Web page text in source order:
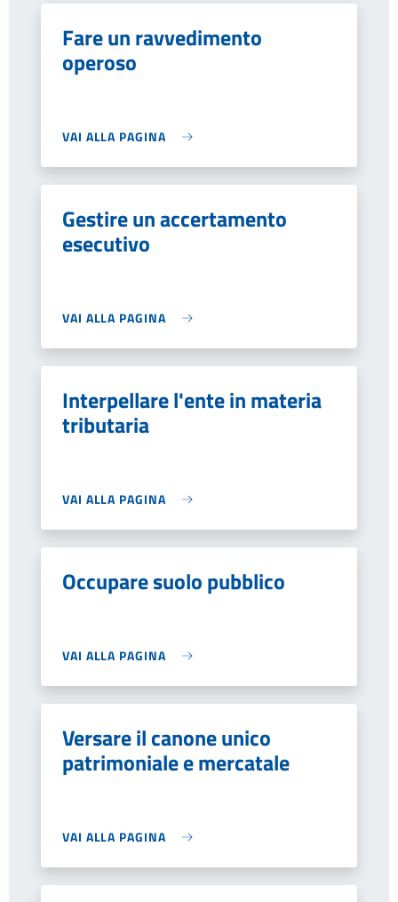
Fare un ravvedimento
operoso
VAI ALLA PAGINA
Gestire un accertamento
esecutivo
VAI ALLA PAGINA
Interpellare l'ente in materia
tributaria
VAI ALLA PAGINA
Occupare suolo pubblico
VAI ALLA PAGINA
Versare il canone unico
patrimoniale e mercatale
VAI ALLA PAGINA